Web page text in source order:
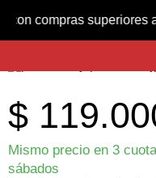
Producto nuevo
Mochila Day Pack 18 marca
$
Mismo precio en 3
sábados
superiores a